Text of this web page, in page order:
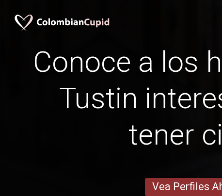
Conoce a los
Tustin
tener
Vea Perfiles